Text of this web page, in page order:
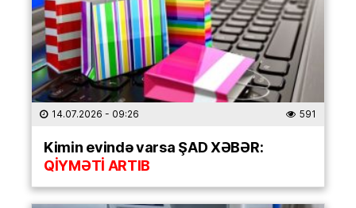
14.07.2026 - 09:26 591
Kimin evində varsa ŞAD XƏBƏR:
QİYMƏTİ ARTIB